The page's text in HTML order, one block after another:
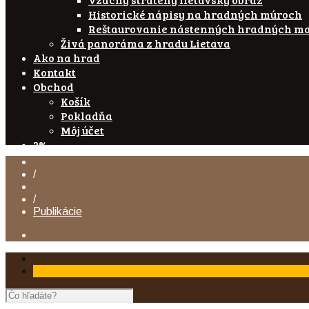
Historické nápisy na hradných múroch
Reštaurovanie nástenných hradných
Živá panoráma z hradu Lietava
Ako na hrad
Kontakt
Obchod
Košík
Pokladňa
Môj účet
2%
/
/
Publikácie